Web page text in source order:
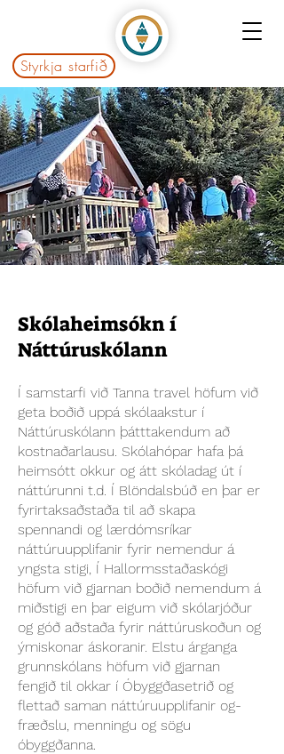
Styrkja starfið
Skólaheimsókn í
Náttúruskólann
Í samstarfi við Tanna travel höfum við
geta boðið uppá skólaakstur í
Náttúruskólann þátttakendum að
kostnaðarlausu. Skólahópar hafa þá
heimsótt okkur og átt skóladag út í
náttúrunni t.d. Í Blöndalsbúð en þar er
fyrirtaksaðstaða til að skapa
spennandi og lærdómsríkar
náttúruupplifanir fyrir nemendur á
yngsta stigi, Í Hallormsstaðaskógi
höfum við gjarnan boðið nemendum á
miðstigi en þar eigum við skólarjóður
og góð aðstaða fyrir náttúruskoðun og
ýmiskonar áskoranir. Elstu árganga
grunnskólans höfum við gjarnan
fengið til okkar í Óbyggðasetrið og
flettað saman náttúruupplifanir og-
fræðslu, menningu og sögu
óbyggðanna.